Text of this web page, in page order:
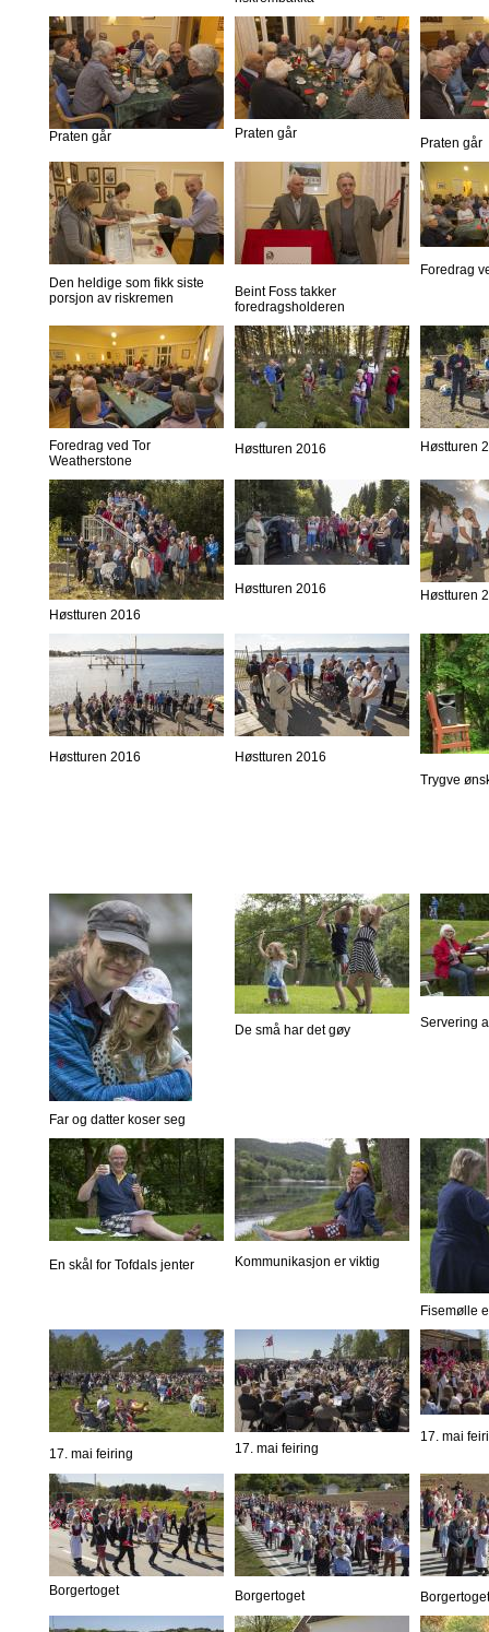
Praten går Praten går
Praten går
Den heldige som fikk siste
porsjon av riskremen
Beint Foss takker
foredragsholderen
Foredrag
Foredrag ved Tor
Weatherstone
Høstturen 2016 Høstturen
Høstturen 2016
Høstturen 2016 Høstturen
Høstturen 2016
Høstturen 2016
Trygve
Far og datter koser seg
De små har det gøy Servering
En skål for Tofdals jenter Kommunikasjon er viktig
Fisemølle
17. mai feiring 17. mai feiring
17. mai
Borgertoget Borgertoget Borgertoget